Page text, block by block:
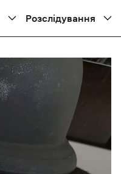
Розслідування